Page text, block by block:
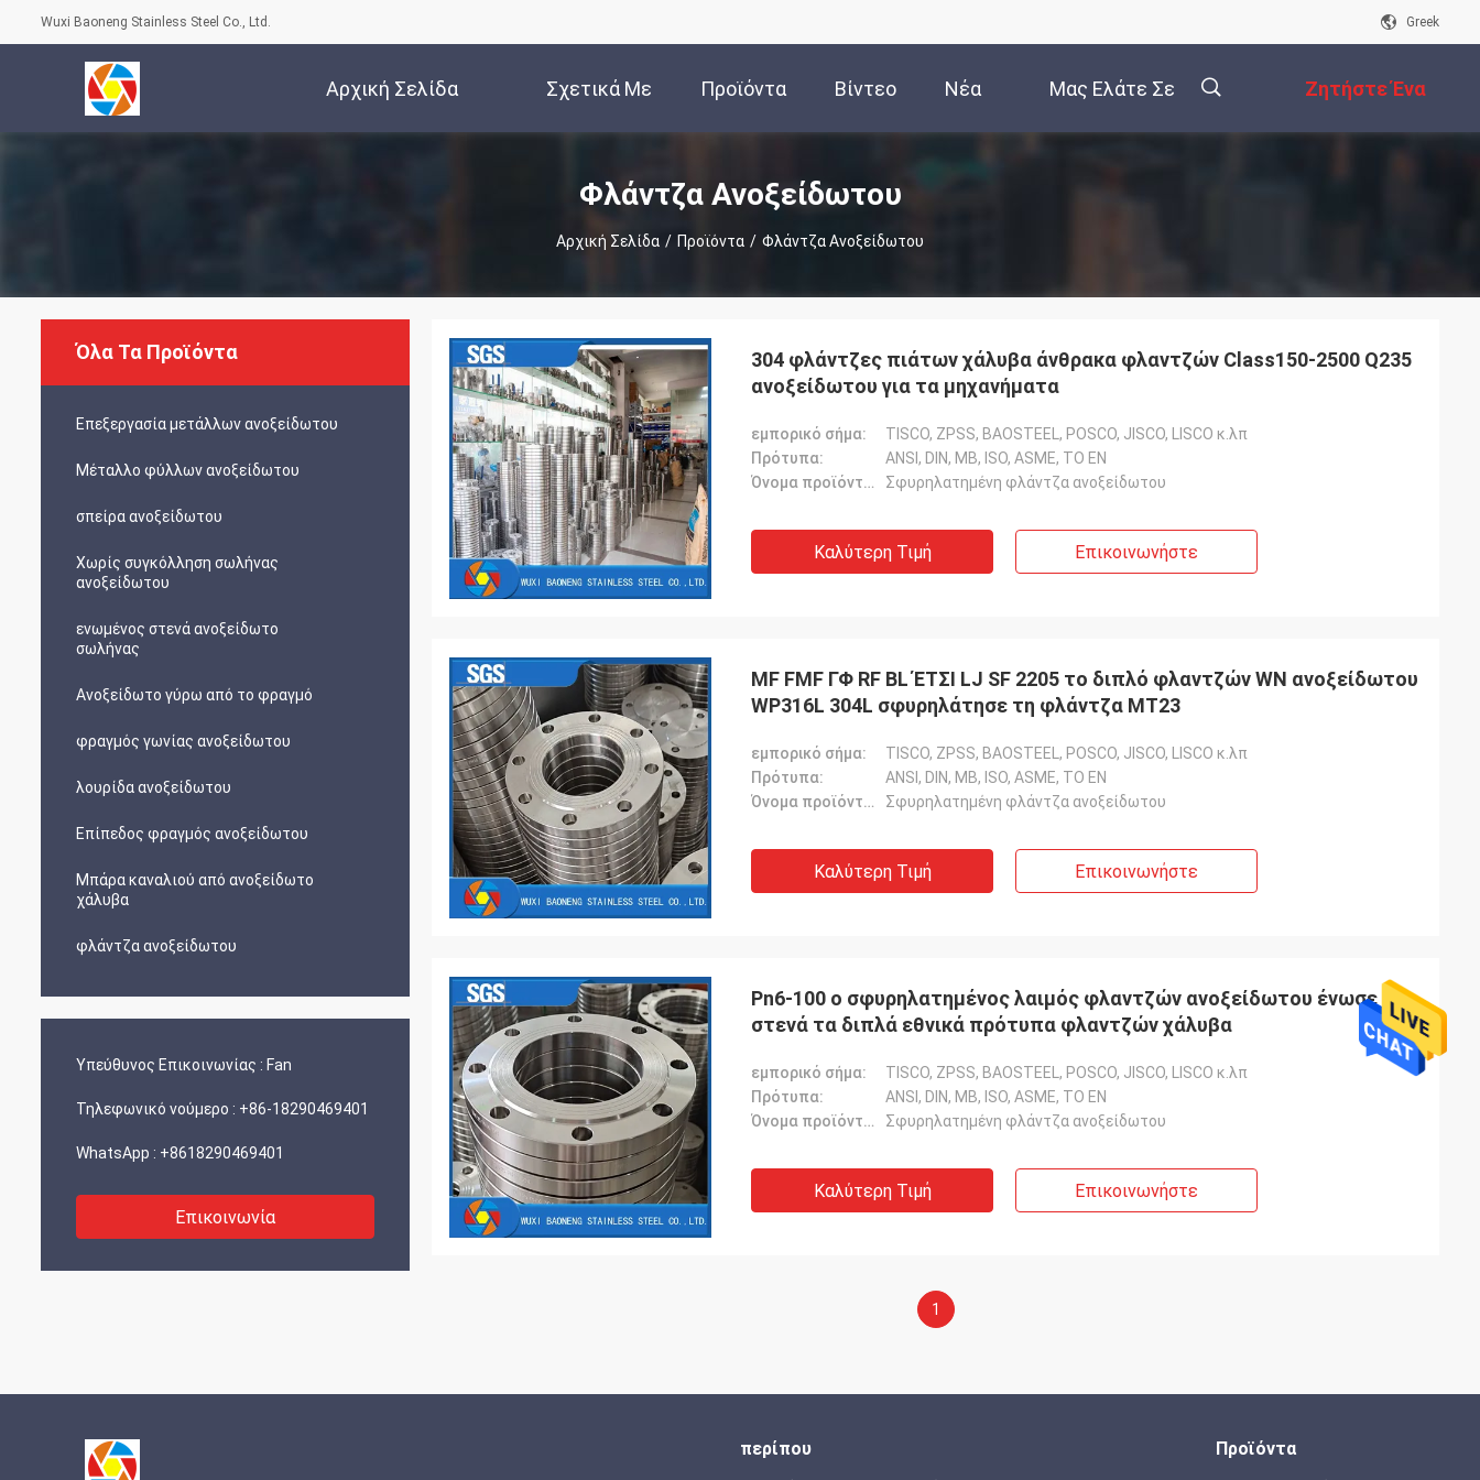
Wuxi Baoneng Stainless Steel Co., Ltd. Greek
Αρχική Σελίδα Σχετικά Με
Εμάς
Προϊόντα Βίντεο Νέα Μας Ελάτε Σε Ζητήστε Ένα
Απόσπασμα
Φλάντζα Ανοξείδωτου
Αρχική Σελίδα / Προϊόντα / Φλάντζα Ανοξείδωτου
Όλα Τα Προϊόντα
Επεξεργασία μετάλλων ανοξείδωτου
Μέταλλο φύλλων ανοξείδωτου
σπείρα ανοξείδωτου
Χωρίς συγκόλληση σωλήνας
ανοξείδωτου
ενωμένος στενά ανοξείδωτο
σωλήνας
Ανοξείδωτο γύρω από το φραγμό
φραγμός γωνίας ανοξείδωτου
λουρίδα ανοξείδωτου
Επίπεδος φραγμός ανοξείδωτου
Μπάρα καναλιού από ανοξείδωτο
χάλυβα
φλάντζα ανοξείδωτου
Υπεύθυνος Επικοινωνίας : Fan
Τηλεφωνικό νούμερο : +86-18290469401
WhatsApp : +8618290469401
Επικοινωνία
304 φλάντζες πιάτων χάλυβα άνθρακα φλαντζών Class150-2500 Q235
ανοξείδωτου για τα μηχανήματα
εμπορικό σήμα:
TISCO, ZPSS, BAOSTEEL, POSCO, JISCO, LISCO κ.λπ
Πρότυπα:
ANSI, DIN, ΜΒ, ISO, ASME, ΤΟ EN
Όνομα προϊόντων:
Σφυρηλατημένη φλάντζα ανοξείδωτου
Καλύτερη Τιμή Επικοινωνήστε
MF FMF ΓΦ RF BL ΈΤΣΙ LJ SF 2205 το διπλό φλαντζών WN ανοξείδωτου
WP316L 304L σφυρηλάτησε τη φλάντζα MT23
εμπορικό σήμα:
TISCO, ZPSS, BAOSTEEL, POSCO, JISCO, LISCO κ.λπ
Πρότυπα:
ANSI, DIN, ΜΒ, ISO, ASME, ΤΟ EN
Όνομα προϊόντων:
Σφυρηλατημένη φλάντζα ανοξείδωτου
Καλύτερη Τιμή Επικοινωνήστε
Pn6-100 ο σφυρηλατημένος λαιμός φλαντζών ανοξείδωτου ένωσε
στενά τα διπλά εθνικά πρότυπα φλαντζών χάλυβα
εμπορικό σήμα:
TISCO, ZPSS, BAOSTEEL, POSCO, JISCO, LISCO κ.λπ
Πρότυπα:
ANSI, DIN, ΜΒ, ISO, ASME, ΤΟ EN
Όνομα προϊόντων:
Σφυρηλατημένη φλάντζα ανοξείδωτου
Καλύτερη Τιμή Επικοινωνήστε
1
περίπου Προϊόντα